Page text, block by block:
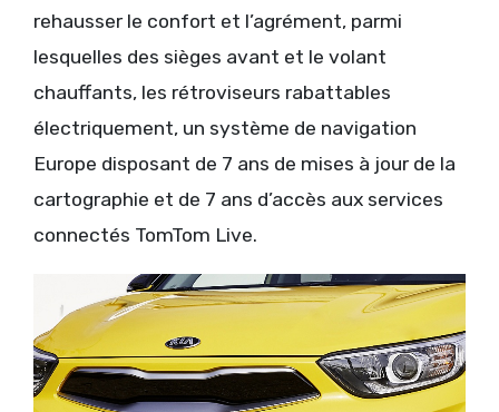
rehausser le confort et l’agrément, parmi
lesquelles des sièges avant et le volant
chauffants, les rétroviseurs rabattables
électriquement, un système de navigation
Europe disposant de 7 ans de mises à jour de la
cartographie et de 7 ans d’accès aux services
connectés TomTom Live.